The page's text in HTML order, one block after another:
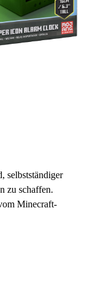
selbstständiger
zu schaffen.
Minecraft-